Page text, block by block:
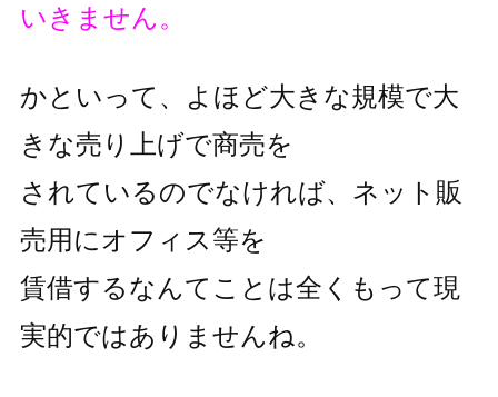
いきません。
かといって、よほど大きな規模で大
きな売り上げで商売を
されているのでなければ、ネット販
売用にオフィス等を
賃借するなんてことは全くもって現
実的ではありませんね。